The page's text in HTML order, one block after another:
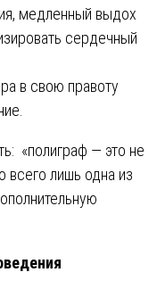
медленный выдох
сердечный
в свою правоту
«полиграф — это не
всего лишь одна из